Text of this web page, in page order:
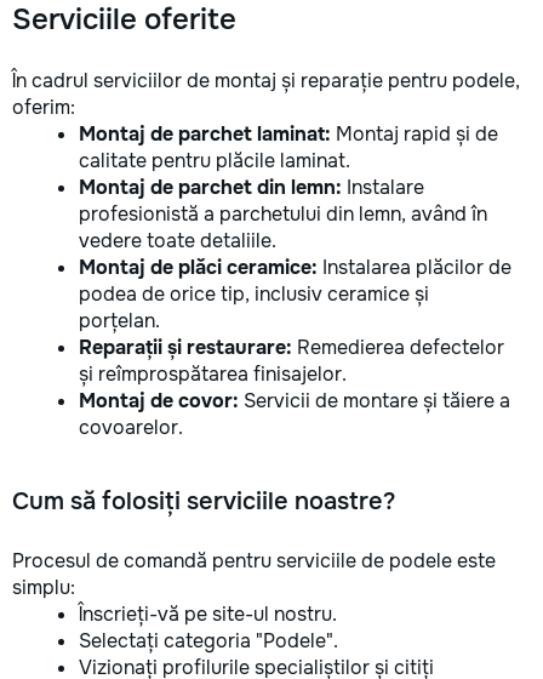
Serviciile oferite
În cadrul serviciilor de montaj și reparație pentru podele,
oferim:
Montaj de parchet laminat: Montaj rapid și de
calitate pentru plăcile laminat.
Montaj de parchet din lemn: Instalare
profesionistă a parchetului din lemn, având în
vedere toate detaliile.
Montaj de plăci ceramice: Instalarea plăcilor de
podea de orice tip, inclusiv ceramice și
porțelan.
Reparații și restaurare: Remedierea defectelor
și reîmprospătarea finisajelor.
Montaj de covor: Servicii de montare și tăiere a
covoarelor.
Cum să folosiți serviciile noastre?
Procesul de comandă pentru serviciile de podele este
simplu:
Înscrieți-vă pe site-ul nostru.
Selectați categoria "Podele".
Vizionați profilurile specialiștilor și citiți